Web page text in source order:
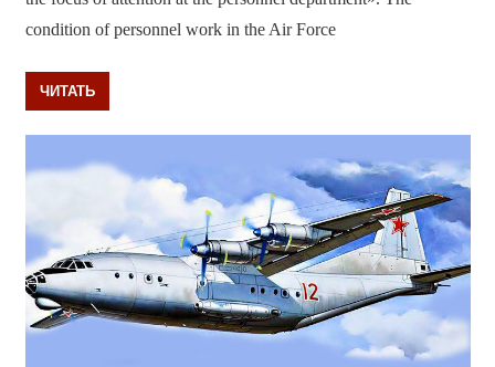
condition of personnel work in the Air Force
ЧИТАТЬ